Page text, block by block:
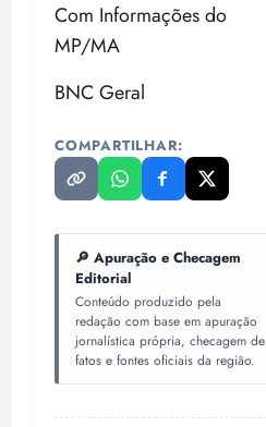
Com Informações do
MP/MA
BNC Geral
COMPARTILHAR:
🔎 Apuração e Checagem
Editorial
Conteúdo produzido pela
redação com base em apuração
jornalística própria, checagem de
fatos e fontes oficiais da região.